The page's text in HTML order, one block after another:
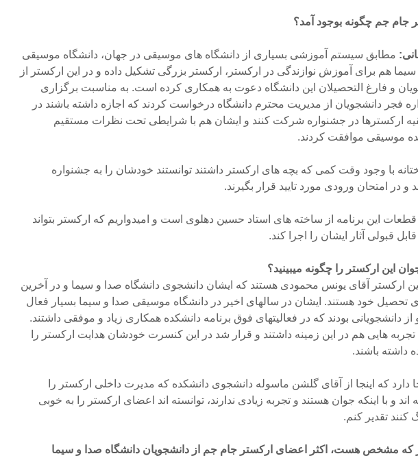
جام جم چگونه بوجود آمد؟
مطابق سیستم آموزشی بسیاری از دانشگاه های موسیقی در جهان، دانشگاه موسیقی
هم برای آموزش نوازندگی در ارکستر، ارکستر بزرگی تشکیل داده و در این ارکستر از
و فارغ التحصیلان این دانشگاه دعوت به همکاری کرده است. به مناسبت برگزاری
فجر دانشجویان از مدیریت محترم دانشگاه درخواست کردند که اجازه داشته باشند در
ارکسترها در جشنواره شرکت کنند و ایشان هم با شرایطی تحت نظرات مستقیم
موسیقی موافقت کردند.
با وجود وقت کمی که بچه های ارکستر داشتند توانستند خودشان را به جشنواره
و در امتحان ورودی مورد تایید قرار بگیرند.
قطعات این برنامه از ساخته های استاد حسین دهلوی است و امیدواریم که ارکستر بتواند
قبولی آثار ایشان را اجرا کند.
این ارکستر را چگونه میبینید؟
ارکستر آقای یونس محمودی هستند که ایشان دانشجوی دانشگاه صدا و سیما و در آخرین
تحصیل خود هستند. ایشان در سالهای اخیر در دانشگاه موسیقی صدا و سیما بسیار فعال
از دانشجویانی بودند که در فعالیتهای فوق برنامه دانشکده همکاری زیاد و موفقی داشتند.
تجربه هایی هم در این زمینه داشتند و قرار شد در این کنسرت خودشان هدایت ارکستر را
داشته باشند.
جا دارد که اینجا از آقای گلشن ماسوله دانشجوی دانشکده که مدیرت داخلی ارکستر را
اند و با اینکه جوان هستند و تجربه زیادی ندارند، توانسته اند اعضای ارکستر را به خوبی
کنند تقدیر کنم.
که مشخص هست، اکثر اعضای ارکستر جام جم از دانشجویان دانشگاه صدا و سیما